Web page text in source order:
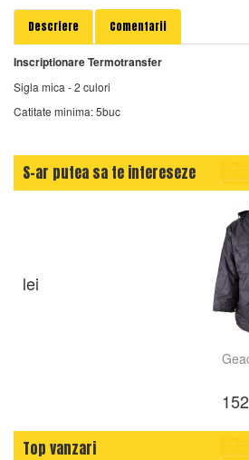
Descriere Comentarii
Inscriptionare Termotransfer
Sigla mica - 2 culori
Catitate minima: 5buc
S-ar putea sa te intereseze
lei
Top vanzari